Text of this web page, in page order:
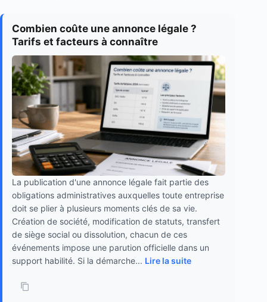
Combien coûte une annonce légale ?
Tarifs et facteurs à connaître
La publication d'une annonce légale fait partie des
obligations administratives auxquelles toute entreprise
doit se plier à plusieurs moments clés de sa vie.
Création de société, modification de statuts, transfert
de siège social ou dissolution, chacun de ces
événements impose une parution officielle dans un
support habilité. Si la démarche... Lire la suite